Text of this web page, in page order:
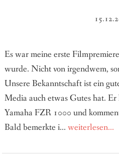
Es war meine erste
wurde. Nicht von irgendwem,
Unsere Bekanntschaft ist ein
Media auch etwas Gutes hat.
Yamaha FZR 1000 und
Bald bemerkte i... weiterlesen...